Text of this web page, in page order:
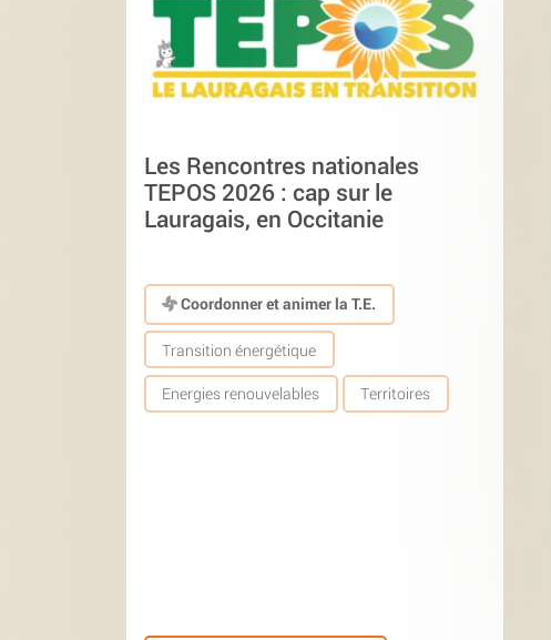
Les Rencontres nationales
TEPOS 2026 : cap sur le
Lauragais, en Occitanie
Coordonner et animer la T.E.
Transition énergétique
Energies renouvelables Territoires